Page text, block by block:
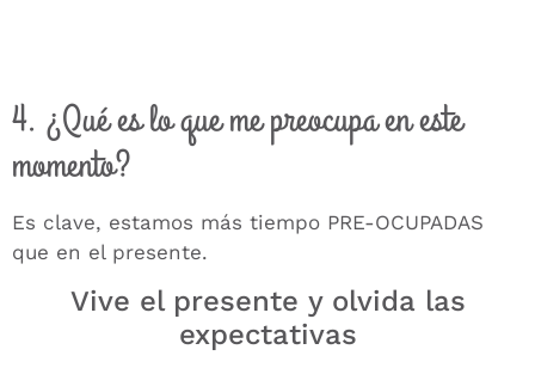
4. ¿Qué es lo que me preocupa en este
momento?
Es clave, estamos más tiempo PRE-OCUPADAS
que en el presente.
Vive el presente y olvida las
expectativas